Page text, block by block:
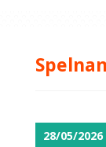
28/05/2026